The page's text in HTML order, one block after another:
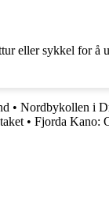
eller sykkel for å
• Nordbykollen i
• Fjorda Kano: